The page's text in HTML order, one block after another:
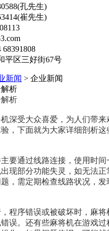
孔先生)
崔先生)
68391808
平区三好街67号
新闻 > 企业新闻
析
析
深受大众喜爱，为人们带
，下面就为大家详细剖析这
要通过线路连接，使用时
现部分功能失灵，如无法
，需定期检查线路状况，
程序错误或被破坏时，麻
误。还有些麻将机在游戏